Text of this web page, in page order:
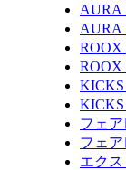
AURA
AURA
ROOX
ROOX
KICKS
KICKS
フェア
フェ
エクス